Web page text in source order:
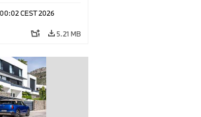
CEST 2026
5.21 MB